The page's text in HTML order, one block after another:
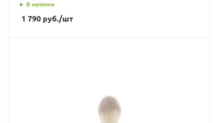
В наличии
1 790 руб./шт